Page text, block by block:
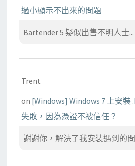
過小顯示不出來的問題
Bartender 5 疑似出售不明人士...
Trent
on [Windows] Windows 7 上安裝
失敗，因為憑證不被信任？
謝謝你，解決了我安裝遇到的